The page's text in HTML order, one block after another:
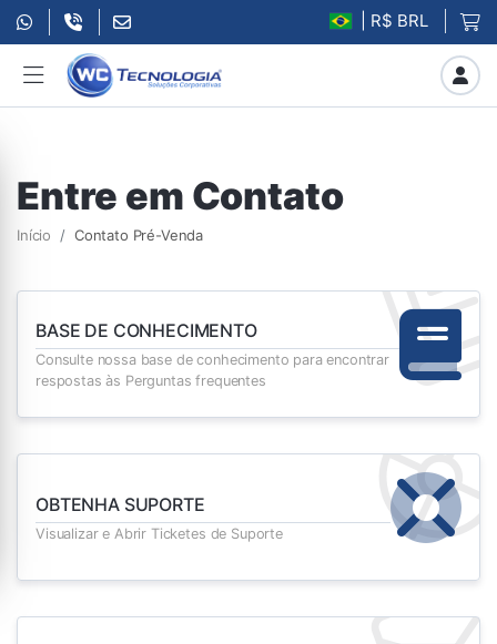
| R$ BRL
Entre em Contato
Início Contato Pré-Venda
BASE DE CONHECIMENTO
Consulte nossa base de conhecimento para encontrar
respostas às Perguntas frequentes
OBTENHA SUPORTE
Visualizar e Abrir Ticketes de Suporte